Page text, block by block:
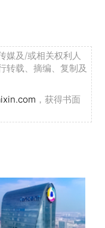
媒及/或相关权利人
转载、摘编、复制及
，获得书面